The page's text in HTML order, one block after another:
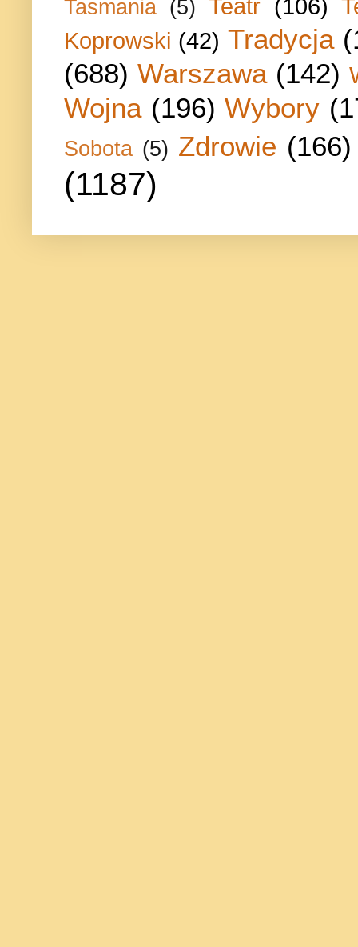
Tasmania (5) Teatr (106)
Koprowski (42) Tradycja
(688) Warszawa (142)
Wojna (196) Wybory
Sobota (5) Zdrowie (166)
(1187)